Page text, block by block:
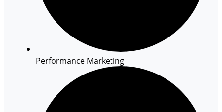
Performance Marketing